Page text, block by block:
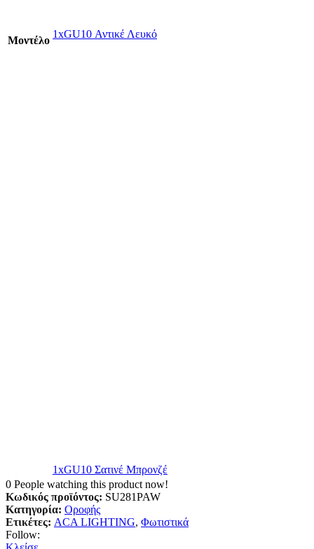
Mοντέλο
1xGU10 Αντικέ Λευκό
1xGU10 Σατινέ Μπρονζέ
0 People watching this product now!
Κωδικός προϊόντος: SU281PAW
Κατηγορία: Οροφής
Ετικέτες: ACA LIGHTING, Φωτιστικά
Follow: